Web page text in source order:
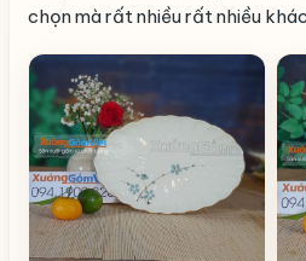
chọn mà rất nhiều rất nhiều